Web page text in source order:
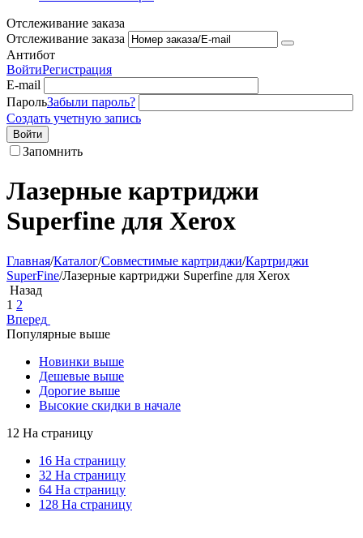
Отслеживание заказа
Отслеживание заказа
Антибот
ВойтиРегистрация
E-mail
ПарольЗабыли пароль?
Создать учетную запись
Войти
Запомнить
Лазерные картриджи
Superfine для Xerox
Главная/Каталог/Совместимые картриджи/Картриджи
SuperFine/Лазерные картриджи Superfine для Xerox
Назад
1 2
Вперед
Популярные выше
Новинки выше
Дешевые выше
Дорогие выше
Высокие скидки в начале
12 На страницу
16 На страницу
32 На страницу
64 На страницу
128 На страницу